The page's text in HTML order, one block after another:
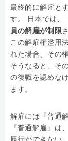
最終的に解雇と
す。 日本では、
員の解雇が制限
この解雇権濫用
れた場合、その
そうなると、そ
の復職を認めな
ます。
解雇には『普通
『普通解雇』は